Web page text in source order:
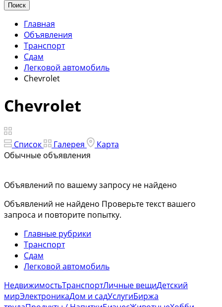
Поиск
Главная
Объявления
Транспорт
Сдам
Легковой автомобиль
Chevrolet
Chevrolet
Список Галерея
Карта
Обычные объявления
Объявлений по вашему запросу не найдено
Объявлений не найдено Проверьте текст вашего
запроса и повторите попытку.
Главные рубрики
Транспорт
Сдам
Легковой автомобиль
НедвижимостьТранспортЛичные вещиДетский
мирЭлектроникаДом и садУслугиБиржа